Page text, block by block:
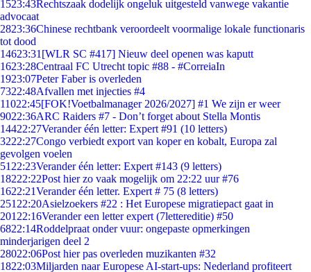
1523:43Rechtszaak dodelijk ongeluk uitgesteld vanwege vakantie
advocaat
2823:36Chinese rechtbank veroordeelt voormalige lokale functionaris
tot dood
14623:31 [WLR SC #417] Nieuw deel openen was kaputt
1623:28Centraal FC Utrecht topic #88 - #CorreiaIn
1923:07Peter Faber is overleden
7322:48Afvallen met injecties #4
11022:45[FOK!Voetbalmanager 2026/2027] #1 We zijn er weer
9022:36ARC Raiders #7 - Don’t forget about Stella Montis
14422:27Verander één letter: Expert #91 (10 letters)
3222:27Congo verbiedt export van koper en kobalt, Europa zal
gevolgen voelen
51 22:23Verander één letter: Expert #143 (9 letters)
18222:22Post hier zo vaak mogelijk om 22:22 uur #76
1622:21Verander één letter. Expert # 75 (8 letters)
251 22:20Asielzoekers #22 : Het Europese migratiepact gaat in
201 22:16Verander een letter expert (7lettereditie) #50
6822:14Roddelpraat onder vuur: ongepaste opmerkingen
minderjarigen deel 2
28022:06Post hier pas overleden muzikanten #32
1822:03Miljarden naar Europese AI-start-ups: Nederland profiteert